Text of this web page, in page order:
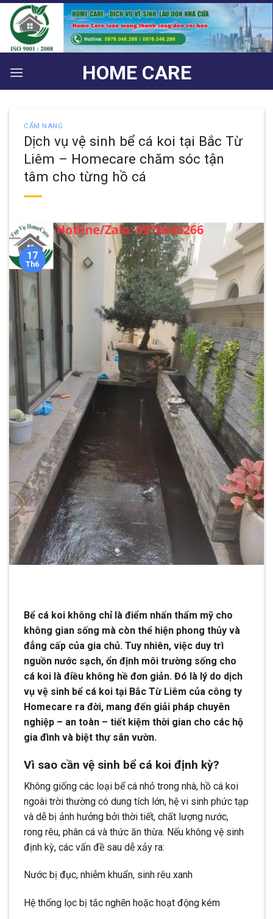
Bỏ
qua
nội
dung
HOME CARE
CẨM NANG
Dịch vụ vệ sinh bể cá koi tại Bắc Từ
Liêm – Homecare chăm sóc tận
tâm cho từng hồ cá
17
Th6
Bể cá koi không chỉ là điểm nhấn thẩm mỹ cho
không gian sống mà còn thể hiện phong thủy và
đẳng cấp của gia chủ. Tuy nhiên, việc duy trì
nguồn nước sạch, ổn định môi trường sống cho
cá koi là điều không hề đơn giản. Đó là lý do dịch
vụ vệ sinh bể cá koi tại Bắc Từ Liêm của công ty
Homecare ra đời, mang đến giải pháp chuyên
nghiệp – an toàn – tiết kiệm thời gian cho các hộ
gia đình và biệt thự sân vườn.
Vì sao cần vệ sinh bể cá koi định kỳ?
Không giống các loại bể cá nhỏ trong nhà, hồ cá koi
ngoài trời thường có dung tích lớn, hệ vi sinh phức tạp
và dễ bị ảnh hưởng bởi thời tiết, chất lượng nước,
rong rêu, phân cá và thức ăn thừa. Nếu không vệ sinh
định kỳ, các vấn đề sau dễ xảy ra:
Nước bị đục, nhiễm khuẩn, sinh rêu xanh
Hệ thống lọc bị tắc nghẽn hoặc hoạt động kém